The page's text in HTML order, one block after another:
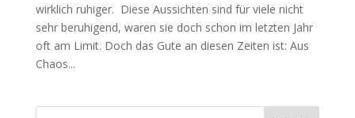
wirklich ruhiger. Diese Aussichten sind für viele nicht
sehr beruhigend, waren sie doch schon im letzten Jahr
oft am Limit. Doch das Gute an diesen Zeiten ist: Aus
Chaos...